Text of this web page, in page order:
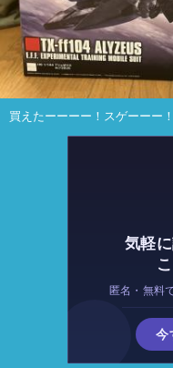
買えたーーーー！スゲーーー
気軽
匿名・無料
今